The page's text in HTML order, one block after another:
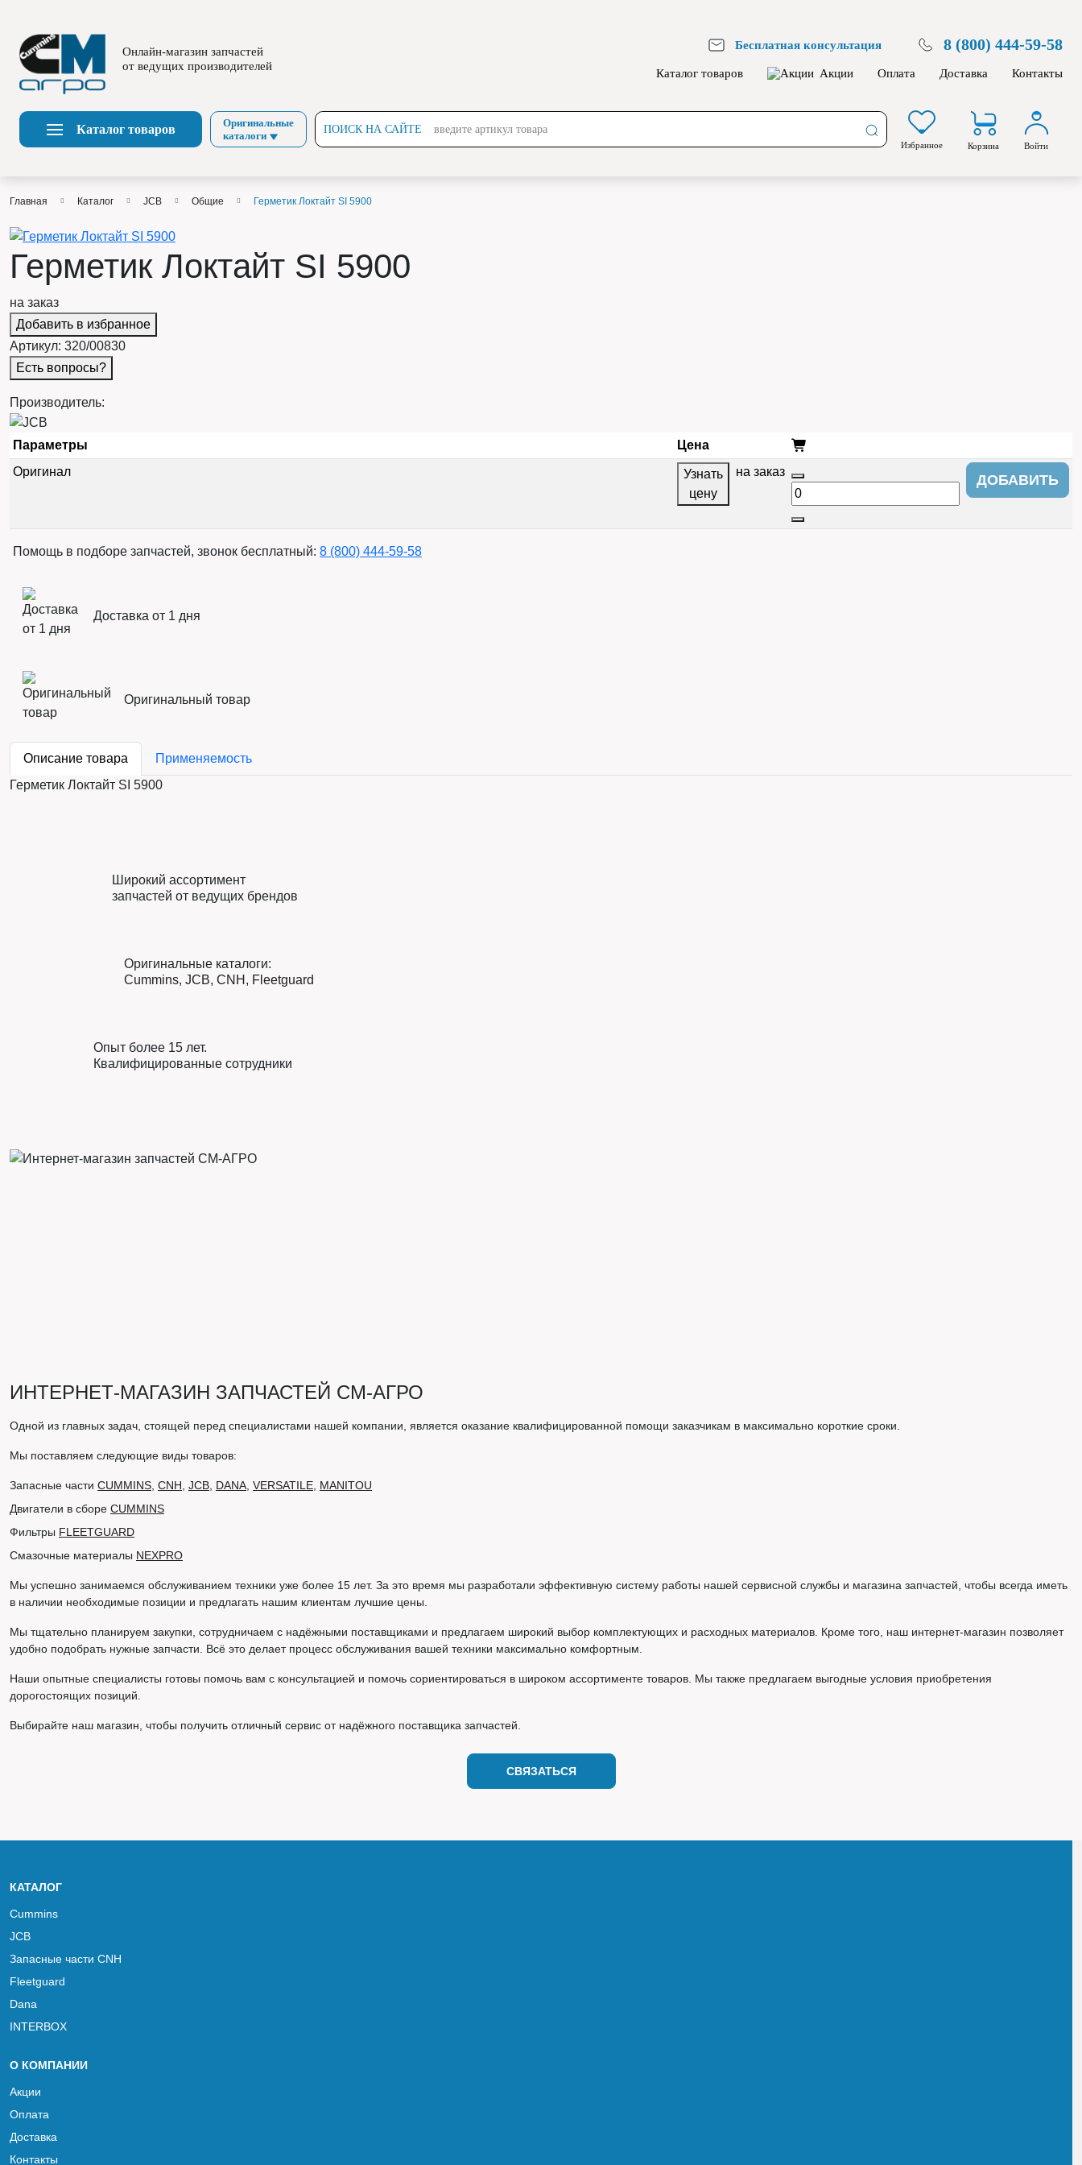
Онлайн-магазин запчастей
от ведущих производителей
Бесплатная консультация 8 (800) 444-59-58
Каталог товаров Акции Оплата Доставка Контакты
Каталог товаров
Оригинальные
каталоги
ПОИСК НА САЙТЕ введите артикул товара
Избранное Корзина Войти
Главная Каталог JCB Общие Герметик Локтайт SI 5900
Герметик Локтайт SI 5900
на заказ
Добавить в избранное
Артикул: 320/00830
Есть вопросы?
Производитель:
Параметры
Цена
Оригинал
Узнать
цену
на заказ
ДОБАВИТЬ
Помощь в подборе запчастей, звонок бесплатный: 8 (800) 444-59-58
Доставка от 1 дня
Оригинальный товар
Описание товара
Применяемость
Герметик Локтайт SI 5900
Широкий ассортимент
запчастей от ведущих брендов
Оригинальные каталоги:
Cummins, JCB, CNH , Fleetguard
Опыт более 15 лет.
Квалифицированные сотрудники
ИНТЕРНЕТ-МАГАЗИН ЗАПЧАСТЕЙ СМ-АГРО
Одной из главных задач, стоящей перед специалистами нашей компании, является оказание квалифицированной помощи заказчикам в максимально короткие сроки.
Мы поставляем следующие виды товаров:
Запасные части CUMMINS CNH JCB DANA VERSATILE MANITOU
Двигатели в сборе CUMMINS
Фильтры FLEETGUARD
Смазочные материалы NEXPRO
Мы успешно занимаемся обслуживанием техники уже более 15 лет. За это время мы разработали эффективную систему работы нашей сервисной службы и магазина запчастей, чтобы всегда иметь
в наличии необходимые позиции и предлагать нашим клиентам лучшие цены.
Мы тщательно планируем закупки, сотрудничаем с надёжными поставщиками и предлагаем широкий выбор комплектующих и расходных материалов. Кроме того, наш интернет-магазин позволяет
удобно подобрать нужные запчасти. Всё это делает процесс обслуживания вашей техники максимально комфортным.
Наши опытные специалисты готовы помочь вам с консультацией и помочь сориентироваться в широком ассортименте товаров. Мы также предлагаем выгодные условия приобретения
дорогостоящих позиций.
Выбирайте наш магазин, чтобы получить отличный сервис от надёжного поставщика запчастей.
СВЯЗАТЬСЯ
КАТАЛОГ
Cummins
JCB
Запасные части CNH
Fleetguard
Dana
INTERBOX
О КОМПАНИИ
Акции
Оплата
Доставка
Контакты